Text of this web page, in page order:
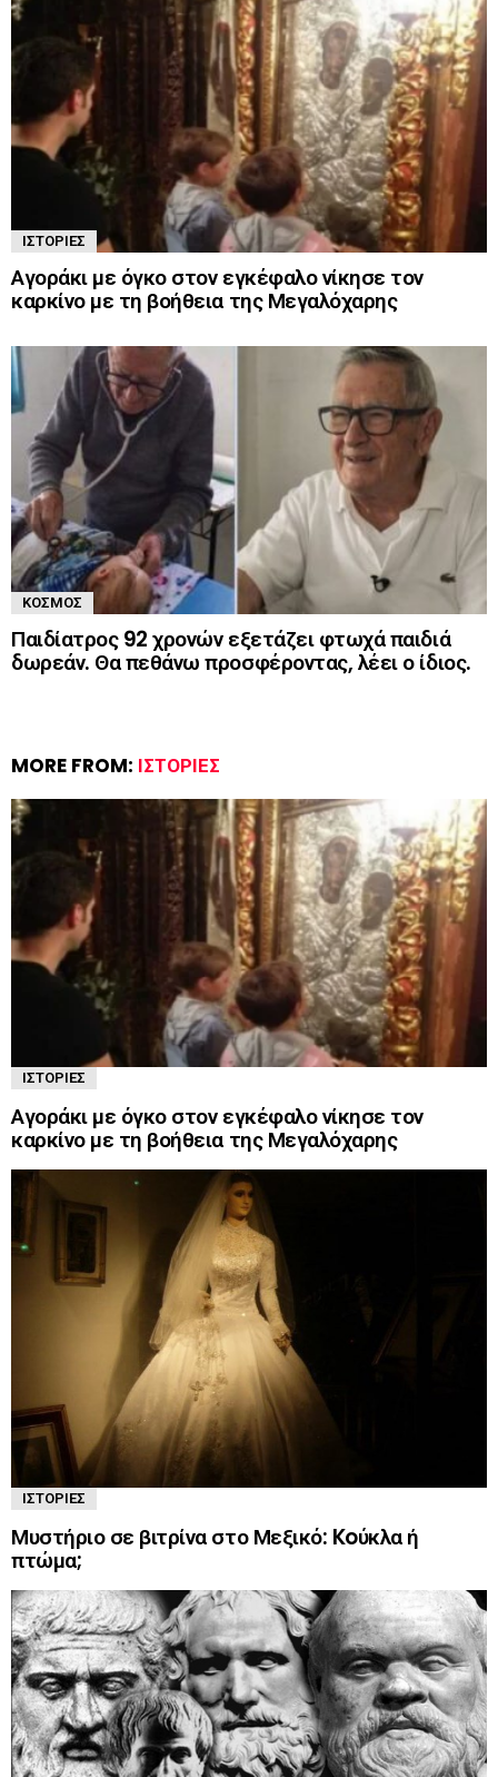
ΙΣΤΟΡΊΕΣ
Αγοράκι με όγκο στον εγκέφαλο νίκησε τον
καρκίνο με τη βοήθεια της Μεγαλόχαρης
ΚΌΣΜΟΣ
Παιδίατρος 92 χρονών εξετάζει φτωχά παιδιά
δωρεάν. Θα πεθάνω προσφέροντας, λέει ο ίδιος.
MORE FROM: ΙΣΤΟΡΊΕΣ
ΙΣΤΟΡΊΕΣ
Αγοράκι με όγκο στον εγκέφαλο νίκησε τον
καρκίνο με τη βοήθεια της Μεγαλόχαρης
ΙΣΤΟΡΊΕΣ
Μυστήριο σε βιτρίνα στο Μεξικό: Koύκλα ή
πτώμα;